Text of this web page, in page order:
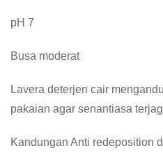
pH 7
Busa moderat
Lavera deterjen cair
pakaian agar senantiasa
Kandungan Anti redeposition